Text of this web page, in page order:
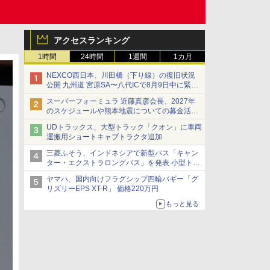
アクセスランキング
1時間 24時間 1週間 1カ月
NEXCO西日本、川田橋（下り線）の復旧状況
公開 九州道 宮原SA〜八代ICで8月9日中に緊急
車両を通行可能に
スーパーフォーミュラ 近藤真彦会長、2027年
のスケジュールや熊本地震についての募金活動
を紹介
UDトラックス、大型トラック「クオン」に車両
運搬用ショートキャブトラクタ追加
三菱ふそう、インドネシアで新型バス「キャン
ター・エクストラロングバス」を発表 小型トラ
ックベースの観光・旅客輸送向けバス
ヤマハ、国内向けフラグシップ四輪バギー「グ
リズリーEPS XT-R」 価格220万円
もっと見る